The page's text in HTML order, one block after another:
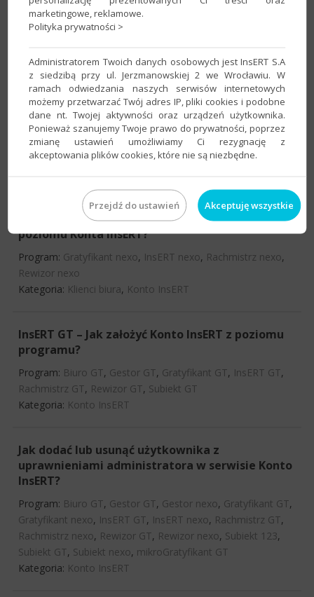
Gratyfikant nexo ,InsERT GT InsERT nexo
Rachmistrz nexo,Rewizor GT
Kategoria:Konto InsERT, Uprawnienia
InsERT GT – Jak wykupić dostęp do wysyłki
wiadomości SMS?
Program: Gestor GT, Gratyfikant GT, InsERT GT,Rachmistrz
GT,Rewizor GT ,Subiekt GT
​​Jak zarejestrować kolejnego klienta biura z
poziomu Konta InsERT?
Program: Gratyfikant nexo, InsERT nexo, Rachmistrz nexo,
Rewizor nexo
Kategoria: Klienci biura, Konto InsERT
InsERT GT – Jak założyć Konto InsERT z poziomu
programu?
Program: Biuro GT, Gestor GT, Gratyfikant GT, InsERT GT,
Rachmistrz GT, Rewizor GT, Subiekt GT
Kategoria: Konto InsERT
Jak dodać lub usunąć użytkownika z
uprawnieniami administratora w serwisie Konto
InsERT?
Program: Biuro GT, Gestor GT, Gestor nexo, Gratyfikant GT,
Gratyfikant nexo, InsERT GT, InsERT nexo, Rachmistrz GT,
Rachmistrz nexo, Rewizor GT, Rewizor nexo, Subiekt 123,
Subiekt GT, Subiekt nexo, mikroGratyfikant GT
Kategoria: Konto InsERT
marketingowe, reklamowe.
Polityka prywatności >
Administratorem Twoich danych osobowych jest InsERT S.A
z siedzibą przy ul. Jerzmanowskiej 2 we Wrocławiu. W
ramach odwiedzania naszych serwisów internetowych
możemy przetwarzać Twój adres IP, pliki cookies i podobne
dane nt. Twojej aktywności oraz urządzeń użytkownika.
Ponieważ szanujemy Twoje prawo do prywatności, poprzez
zmianę ustawień umożliwiamy Ci rezygnację z
akceptowania plików cookies, które nie są niezbędne.
Przejdź do ustawień Akceptuję wszystkie